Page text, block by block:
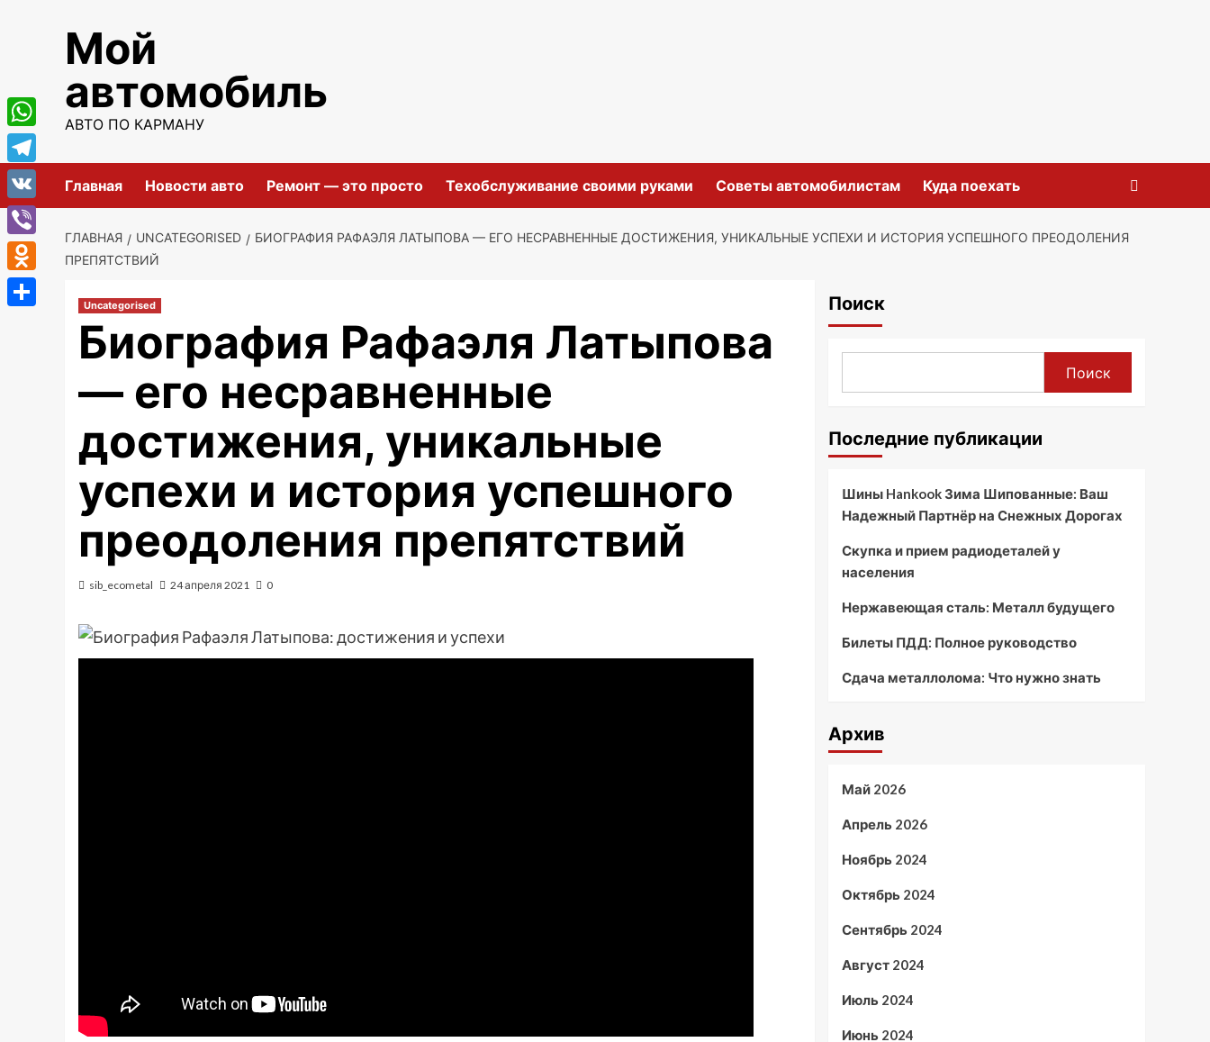
содержимомуМой
автомобиль
АВТО ПО КАРМАНУ
Главная Новости авто Ремонт — это просто Техобслуживание своими руками Советы автомобилистам Куда поехать
ГЛАВНАЯ UNCATEGORISED
БИОГРАФИЯ РАФАЭЛЯ ЛАТЫПОВА — ЕГО НЕСРАВНЕННЫЕ ДОСТИЖЕНИЯ, УНИКАЛЬНЫЕ УСПЕХИ И ИСТОРИЯ УСПЕШНОГО ПРЕОДОЛЕНИЯ
ПРЕПЯТСТВИЙ
Uncategorised
Биография Рафаэля Латыпова
— его несравненные
достижения, уникальные
успехи и история успешного
преодоления препятствий
sib_ecometal 24 апреля 2021 0
Поиск
Поиск
Последние публикации
Шины Hankook Зима Шипованные: Ваш
Надежный Партнёр на Снежных Дорогах
Скупка и прием радиодеталей у
населения
Нержавеющая сталь: Металл будущего
Билеты ПДД: Полное руководство
Сдача металлолома: Что нужно знать
Архив
Май 2026
Апрель 2026
Ноябрь 2024
Октябрь 2024
Сентябрь 2024
Август 2024
Июль 2024
Июнь 2024
WhatsApp
Telegram
VK
Viber
Odnoklassniki